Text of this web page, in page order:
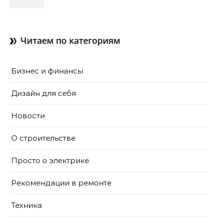
Читаем по категориям
Бизнес и финансы
Дизайн для себя
Новости
О строительстве
Просто о электрике
Рекомендации в ремонте
Техника